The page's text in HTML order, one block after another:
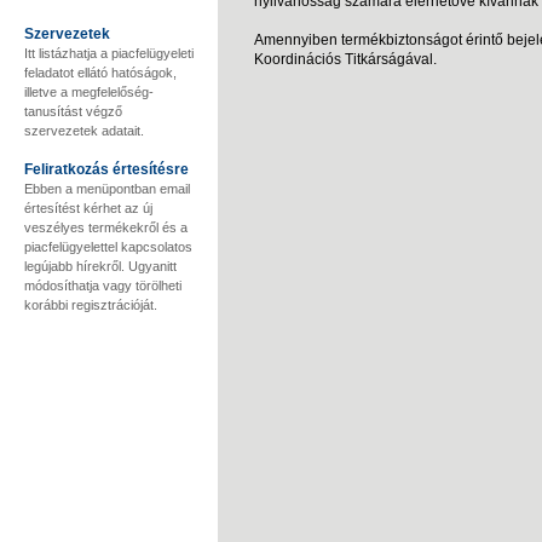
Szervezetek
Itt listázhatja a piacfelügyeleti
feladatot ellátó hatóságok,
illetve a megfelelőség-
tanusítást végző
szervezetek adatait.
Feliratkozás értesítésre
Ebben a menüpontban email
értesítést kérhet az új
veszélyes termékekről és a
piacfelügyelettel kapcsolatos
legújabb hírekről. Ugyanitt
módosíthatja vagy törölheti
korábbi regisztrációját.
Amennyiben termékbiztonságot érintő
Koordinációs Titkárságával.